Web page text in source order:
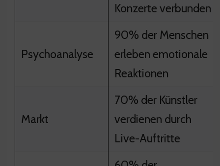
Konzerte verbunden
Psychoanalyse
90% der Menschen
erleben emotionale
Reaktionen
Markt
70% der Künstler
verdienen durch
Live-Auftritte